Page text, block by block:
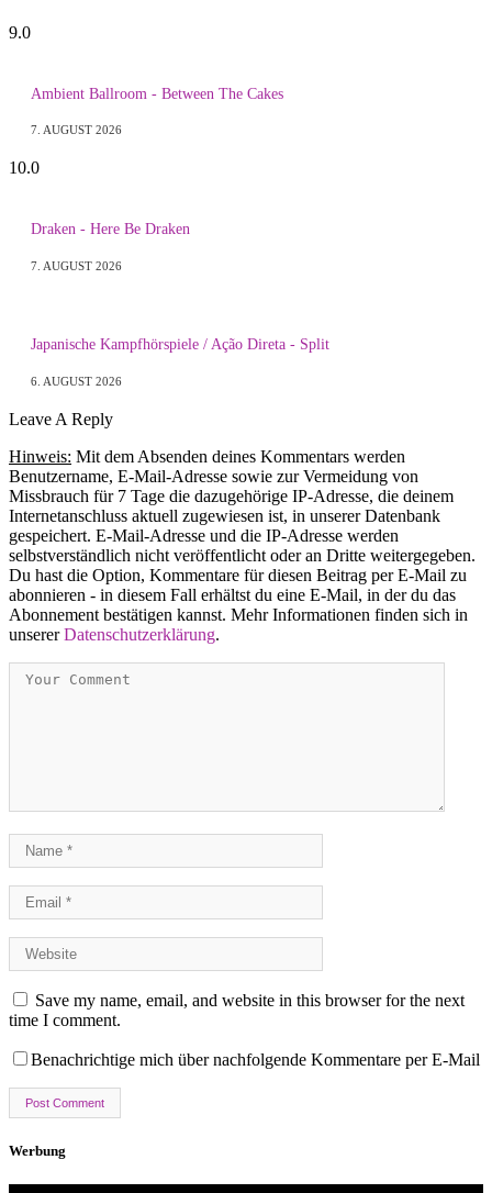
9.0
Ambient Ballroom - Between The Cakes
7. AUGUST 2026
10.0
Draken - Here Be Draken
7. AUGUST 2026
Japanische Kampfhörspiele / Ação Direta - Split
6. AUGUST 2026
Leave A Reply
Hinweis: Mit dem Absenden deines Kommentars werden
Benutzername, E-Mail-Adresse sowie zur Vermeidung von
Missbrauch für 7 Tage die dazugehörige IP-Adresse, die deinem
Internetanschluss aktuell zugewiesen ist, in unserer Datenbank
gespeichert. E-Mail-Adresse und die IP-Adresse werden
selbstverständlich nicht veröffentlicht oder an Dritte weitergegeben.
Du hast die Option, Kommentare für diesen Beitrag per E-Mail zu
abonnieren - in diesem Fall erhältst du eine E-Mail, in der du das
Abonnement bestätigen kannst. Mehr Informationen finden sich in
unsererDatenschutzerklärung.
Save my name, email, and website in this browser for the next
time I comment.
Benachrichtige mich über nachfolgende Kommentare per E-Mail
Werbung